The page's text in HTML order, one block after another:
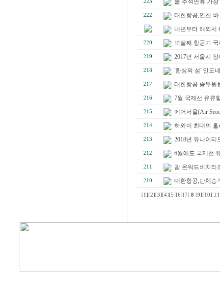
223 올 추석연휴 가
222
대한항공,인천-
내년부터 해외서
220 넉달째 항공기
219 2017년 서울시
218 '환상의 섬' 인도
217 대한항공 승무원
216 7월 국제선 유류
215 에어서울(Air
214 하와이 최대의
213 2018년 유나이티
212 6월에도 국제선
211 괌 온워드비치리
210 대한항공,단체승
[1] [2] [3] [4] [5] [6] [7] 8 [9] [10]